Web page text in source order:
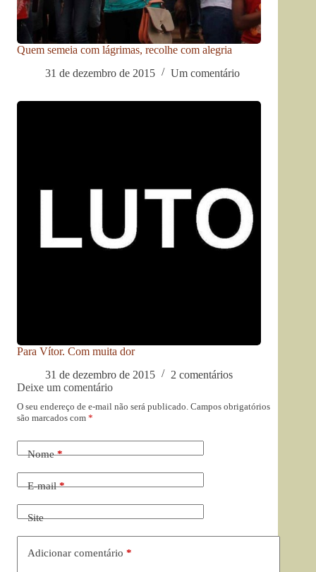
Quem semeia com lágrimas, recolhe com alegria
31 de dezembro de 2015
Um comentário
Para Vítor. Com muita dor
31 de dezembro de 2015
2 comentários
Deixe um comentário
O seu endereço de e-mail não será publicado. Campos obrigatórios
são marcados com *
Nome*
E-mail*
Site
Adicionar comentário *